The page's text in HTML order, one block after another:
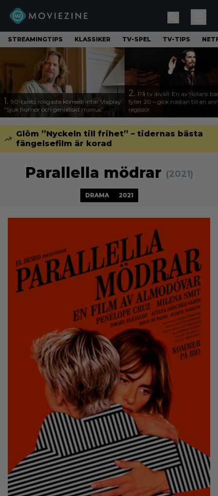
STREAMINGTIPS KLASSIKER TV-SPEL TV-TIPS
1. 90-talets roligaste komedi intar Viaplay:
”Sjuk humor och genialiskt manus”
2. På tv ikväll: En av Nolans
fyller 20 – gick nästan till en
regissör
Glöm ”Nyckeln till frihet” – tidernas bästa
fängelsefilm är korad
Parallella mödrar (2021)
DRAMA 2021